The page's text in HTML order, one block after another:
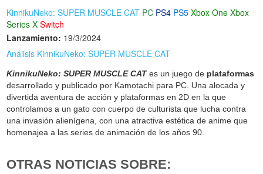
KinnikuNeko: SUPER MUSCLE CAT PC PS4 PS5 Xbox One Xbox
Series X Switch
Lanzamiento: 19/3/2024
Análisis KinnikuNeko: SUPER MUSCLE CAT
KinnikuNeko: SUPER MUSCLE CATes un juego de plataformas
desarrollado y publicado por Kamotachi para PC. Una alocada y
divertida aventura de acción y plataformas en 2D en la que
controlamos a un gato con cuerpo de culturista que lucha contra
una invasión alienígena, con una atractiva estética de anime que
homenajea a las series de animación de los años 90.
OTRAS NOTICIAS SOBRE: